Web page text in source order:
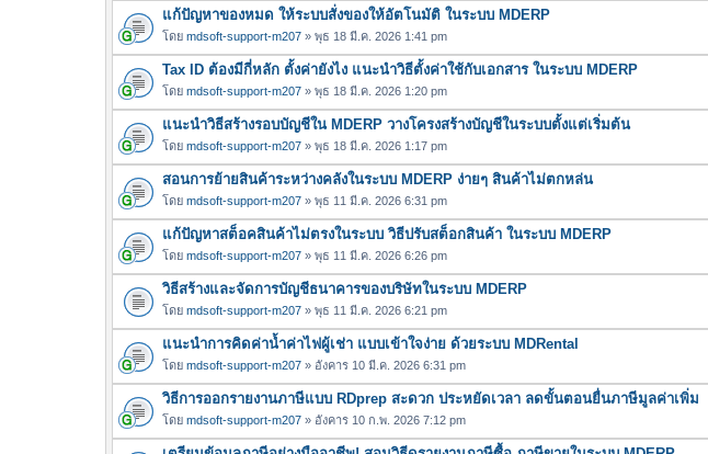
แก้ปัญหาของหมด ให้ระบบสั่งของให้อัตโนมัติ ในระบบ MDERP
โดย mdsoft-support-m207 » พุธ 18 มี.ค. 2026 1:41 pm
Tax ID ต้องมีกี่หลัก ตั้งค่ายังไง แนะนำวิธีตั้งค่าใช้กับเอกสาร ในระบบ MDERP
โดย mdsoft-support-m207 » พุธ 18 มี.ค. 2026 1:20 pm
แนะนำวิธีสร้างรอบบัญชีใน MDERP วางโครงสร้างบัญชีในระบบตั้งแต่เริ่มต้น
โดย mdsoft-support-m207 » พุธ 18 มี.ค. 2026 1:17 pm
สอนการย้ายสินค้าระหว่างคลังในระบบ MDERP ง่ายๆ สินค้าไม่ตกหล่น
โดย mdsoft-support-m207 » พุธ 11 มี.ค. 2026 6:31 pm
แก้ปัญหาสต็อคสินค้าไม่ตรงในระบบ วิธีปรับสต็อกสินค้า ในระบบ MDERP
โดย mdsoft-support-m207 » พุธ 11 มี.ค. 2026 6:26 pm
วิธีสร้างและจัดการบัญชีธนาคารของบริษัทในระบบ MDERP
โดย mdsoft-support-m207 » พุธ 11 มี.ค. 2026 6:21 pm
แนะนำการคิดค่าน้ำค่าไฟผู้เช่า แบบเข้าใจง่าย ด้วยระบบ MDRental
โดย mdsoft-support-m207 » อังคาร 10 มี.ค. 2026 6:31 pm
วิธีการออกรายงานภาษีแบบ RDprep สะดวก ประหยัดเวลา ลดขั้นตอนยื่นภาษีมูลค่าเพิ่ม
โดย mdsoft-support-m207 » อังคาร 10 ก.พ. 2026 7:12 pm